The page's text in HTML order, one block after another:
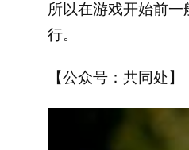
所以在游戏开始前一
行。
【公众号：共同处】